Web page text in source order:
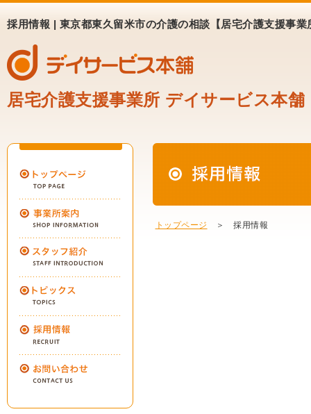
採用情報 | 東京都東久留米市の介護の相談【居宅介護支援事
居宅介護支援事業所 デイサービス本舗
トップページ ＞ 採用情報